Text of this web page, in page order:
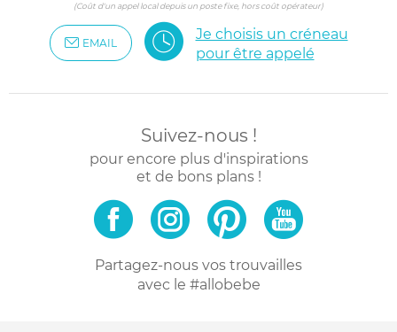
(Coût d'un appel local depuis un poste fixe, hors coût opérateur)
EMAIL
Je choisis un créneau
pour être appelé
Suivez-nous !
pour encore plus d'inspirations
et de bons plans !
Partagez-nous vos trouvailles
avec le #allobebe